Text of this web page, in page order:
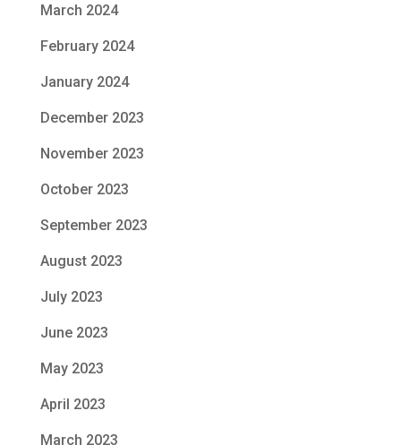
March 2024
February 2024
January 2024
December 2023
November 2023
October 2023
September 2023
August 2023
July 2023
June 2023
May 2023
April 2023
March 2023